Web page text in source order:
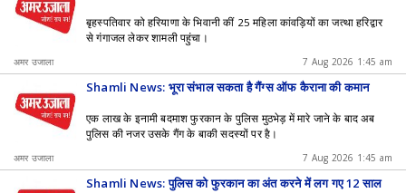
बृहस्पतिवार को हरियाणा के भिवानी कीं 25 महिला कांवड़ियों का जत्था हरिद्वार
से गंगाजल लेकर शामली पहुंचा।
अमर उजाला 7 Aug 2026 1:45 am
Shamli News: भूरा संभाल सकता है गैंग्स ऑफ कैराना की कमान
एक लाख के इनामी बदमाश फुरकान के पुलिस मुठभेड़ में मारे जाने के बाद अब
पुलिस की नजर उसके गैंग के बाकी सदस्यों पर है।
अमर उजाला 7 Aug 2026 1:45 am
Shamli News: पुलिस को फुरकान का अंत करने में लग गए 12 साल